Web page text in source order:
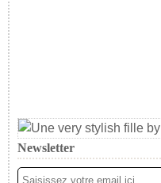
Newsletter